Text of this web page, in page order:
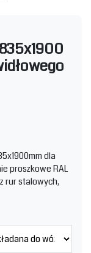
dla
proszkowe RAL
rur stalowych,